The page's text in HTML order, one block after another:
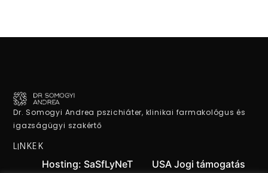
Dr. Somogyi Andrea pszichiáter, klinikai farmakológus és
igazságügyi szakértő
LINKEK
Hosting: SaSfLyNeT USA Jogi támogatás